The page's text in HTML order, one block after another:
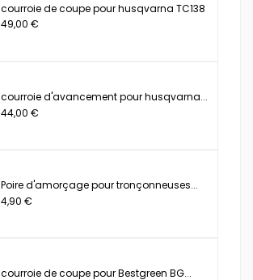
courroie de coupe pour husqvarna TC138
49,00 €
courroie d'avancement pour husqvarna...
44,00 €
Poire d'amorçage pour tronçonneuses...
4,90 €
courroie de coupe pour Bestgreen BG...